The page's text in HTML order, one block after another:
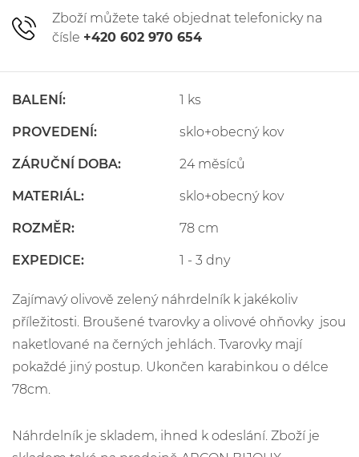
Zboží můžete také objednat telefonicky na
čísle +420 602 970 654
BALENÍ: 1 ks
PROVEDENÍ: sklo+obecný kov
ZÁRUČNÍ DOBA: 24 měsíců
MATERIÁL: sklo+obecný kov
ROZMĚR: 78 cm
EXPEDICE: 1 - 3 dny
Zajímavý olivově zelený náhrdelník k jakékoliv
příležitosti. Broušené tvarovky a olivové ohňovky jsou
naketlované na černých jehlách. Tvarovky mají
pokaždé jiný postup. Ukončen karabinkou o délce
78cm.
Náhrdelník je skladem, ihned k odeslání. Zboží je